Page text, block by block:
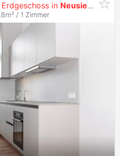
in Neusiedl am
/ 1 Zimmer